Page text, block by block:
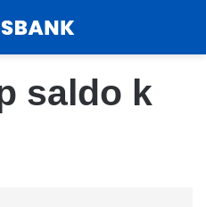
saldo k